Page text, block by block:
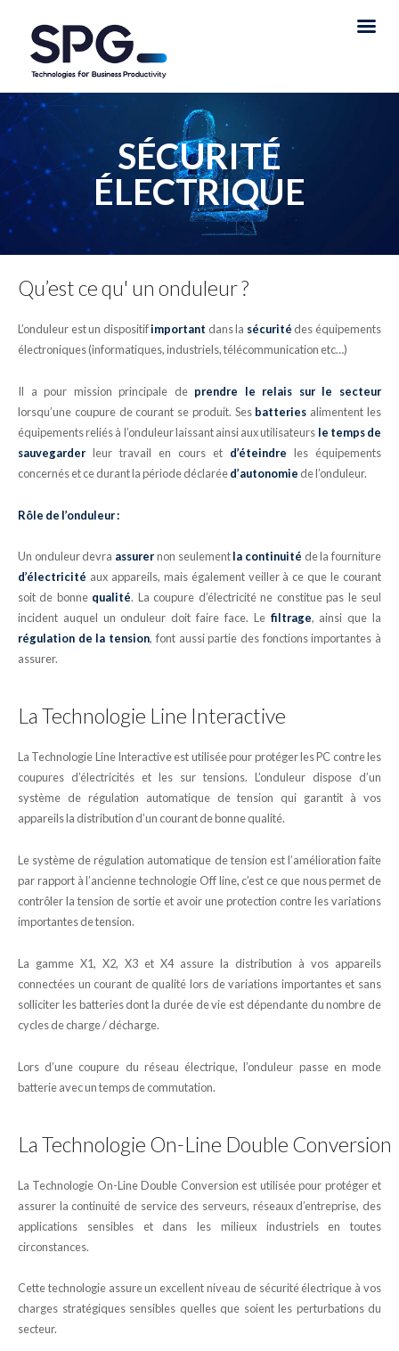
SÉCURITÉ
ÉLECTRIQUE
Qu’est ce qu' un onduleur ?
L’onduleur est un dispositifimportant dans la sécurité des équipements
électroniques (informatiques, industriels, télécommunication etc…)
Il a pour mission principale de prendre le relais sur le secteur
lorsqu’une coupure de courant se produit. Ses batteries alimentent les
équipements reliés à l’onduleur laissant ainsi aux utilisateurs le temps de
sauvegarder leur travail en cours et d’éteindre les équipements
concernés et ce durant la période déclaréed’autonomie de l’onduleur.
Rôle de l’onduleur :
Un onduleur devra assurernon seulementla continuité de la fourniture
d’électricité aux appareils, mais également veiller à ce que le courant
soit de bonne qualité. La coupure d’électricité ne constitue pas le seul
incident auquel un onduleur doit faire face. Le filtrage, ainsi que la
régulation de la tension, font aussi partie des fonctions importantes à
assurer.
La Technologie Line Interactive
La Technologie Line Interactive est utilisée pour protéger les PC contre les
coupures d’électricités et les sur tensions. L’onduleur dispose d’un
système de régulation automatique de tension qui garantit à vos
appareils la distribution d’un courant de bonne qualité.
Le système de régulation automatique de tension est l’amélioration faite
par rapport à l’ancienne technologie Off line, c’est ce que nous permet de
contrôler la tension de sortie et avoir une protection contre les variations
importantes de tension.
La gamme X1, X2, X3 et X4 assure la distribution à vos appareils
connectées un courant de qualité lors de variations importantes et sans
solliciter les batteries dont la durée de vie est dépendante du nombre de
cycles de charge / décharge.
Lors d’une coupure du réseau électrique, l’onduleur passe en mode
batterie avec un temps de commutation.
La Technologie On-Line Double Conversion
La Technologie On-Line Double Conversion est utilisée pour protéger et
assurer la continuité de service des serveurs, réseaux d’entreprise, des
applications sensibles et dans les milieux industriels en toutes
circonstances.
Cette technologie assure un excellent niveau de sécurité électrique à vos
charges stratégiques sensibles quelles que soient les perturbations du
secteur.